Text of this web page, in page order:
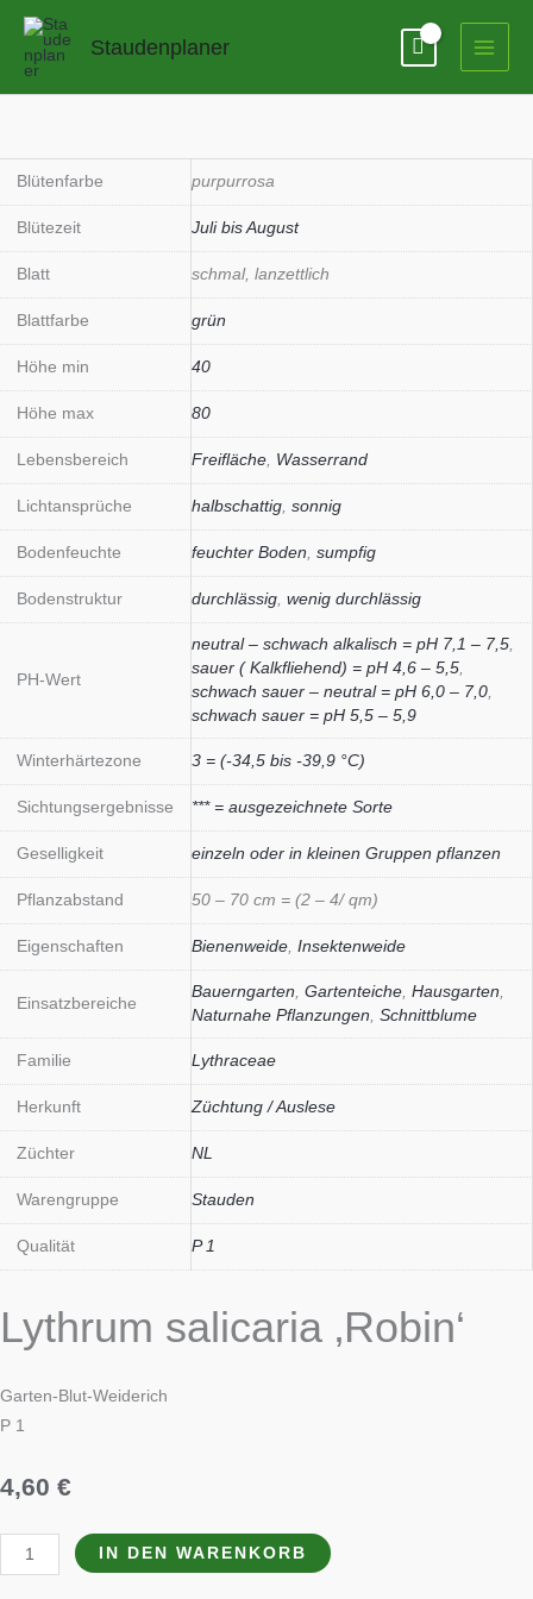
Zum
springen
Staudenplaner
Blütenfarbe purpurrosa
Blütezeit Juli bis August
Blatt schmal, lanzettlich
Blattfarbe grün
Höhe min 40
Höhe max 80
Lebensbereich Freifläche Wasserrand
Lichtansprüche halbschattig sonnig
Bodenfeuchte feuchter Boden sumpfig
Bodenstruktur durchlässig wenig durchlässig
PH-Wert
neutral – schwach alkalisch = pH 7,1 – 7,5
sauer ( Kalkfliehend) = pH 4,6 – 5,5
schwach sauer – neutral = pH 6,0 – 7,0
schwach sauer = pH 5,5 – 5,9
Winterhärtezone 3 = (-34,5 bis -39,9 °C)
Sichtungsergebnisse *** = ausgezeichnete Sorte
Geselligkeit einzeln oder in kleinen Gruppen pflanzen
Pflanzabstand 50 – 70 cm = (2 – 4/ qm)
Eigenschaften Bienenweide Insektenweide
Einsatzbereiche
Bauerngarten Gartenteiche Hausgarten
Naturnahe Pflanzungen Schnittblume
Familie Lythraceae
Herkunft Züchtung / Auslese
Züchter NL
Warengruppe Stauden
Qualität P 1
Lythrum salicaria ‚Robin‘
Garten-Blut-Weiderich
P 1
4,60 €
IN DEN WARENKORB